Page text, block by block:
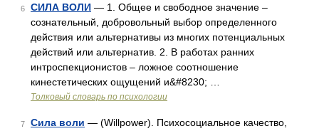
6 СИЛА ВОЛИ — 1. Общее и свободное значение –
сознательный, добровольный выбор определенного
действия или альтернативы из многих потенциальных
действий или альтернатив. 2. В работах ранних
интроспекционистов – ложное соотношение
кинестетических ощущений и&#8230; …
Толковый словарь по психологии
7 Сила воли — (Willpower). Психосоциальное качество,